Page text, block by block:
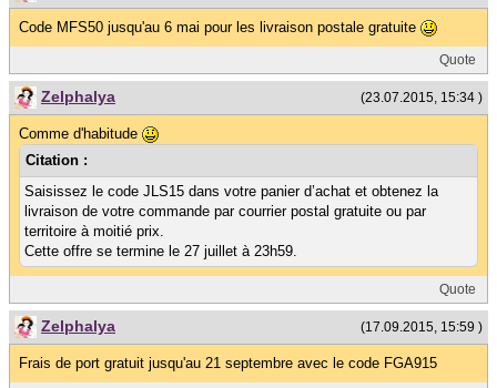
Code MFS50 jusqu'au 6 mai pour les livraison postale gratuite
Quote
(23.07.2015, 15:34 )
Zelphalya
Comme d'habitude
Citation :
Saisissez le code JLS15 dans votre panier d’achat et obtenez la
livraison de votre commande par courrier postal gratuite ou par
territoire à moitié prix.
Cette offre se termine le 27 juillet à 23h59.
Quote
(17.09.2015, 15:59 )
Zelphalya
Frais de port gratuit jusqu'au 21 septembre avec le code FGA915